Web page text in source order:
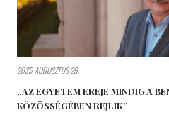
2025. AUGUSZTUS 29.
„AZ EGYETEM EREJE MINDIG A
KÖZÖSSÉGÉBEN REJLIK”